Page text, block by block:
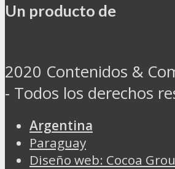
Un producto de
2020 Contenidos &
- Todos los derechos
Argentina
Paraguay
Diseño web: Cocoa